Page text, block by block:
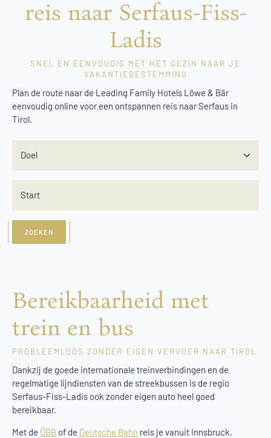
reis naar Serfaus-Fiss-
Ladis
SNEL EN EENVOUDIG MET HET GEZIN NAAR JE
VAKANTIEBESTEMMING
Plan de route naar de Leading Family Hotels Löwe & Bär
eenvoudig online voor een ontspannen reis naar Serfaus in
Tirol.
Doel
Start
ZOEKEN
Bereikbaarheid met
trein en bus
PROBLEEMLOOS ZONDER EIGEN VERVOER NAAR TIROL
Dankzij de goede internationale treinverbindingen en de
regelmatige lijndiensten van de streekbussen is de regio
Serfaus-Fiss-Ladis ook zonder eigen auto heel goed
bereikbaar.
Met de ÖBB of de Deutsche Bahn reis je vanuit Innsbruck,